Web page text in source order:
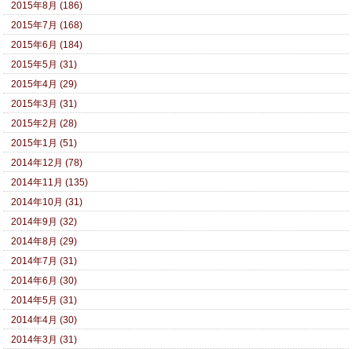
2015年8月 (186)
2015年7月 (168)
2015年6月 (184)
2015年5月 (31)
2015年4月 (29)
2015年3月 (31)
2015年2月 (28)
2015年1月 (51)
2014年12月 (78)
2014年11月 (135)
2014年10月 (31)
2014年9月 (32)
2014年8月 (29)
2014年7月 (31)
2014年6月 (30)
2014年5月 (31)
2014年4月 (30)
2014年3月 (31)